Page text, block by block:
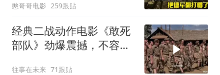
憨哥哥电影 259跟贴
经典二战动作电影《敢死
部队》劲爆震撼，不容错
往事在未来 71跟贴